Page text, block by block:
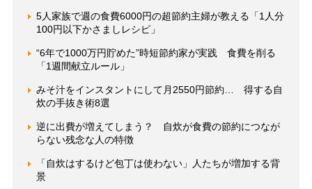
5人家族で週の食費6000円の超節約主婦が教える「1人分
100円以下かさましレシピ」
“6年で1000万円貯めた”時短節約家が実践 食費を削る
「1週間献立ルール」
みそ汁をインスタントにして月2550円節約… 得する自
炊の手抜き術8選
逆に出費が増えてしまう？ 自炊が食費の節約につなが
らない残念な人の特徴
「自炊はするけど包丁は使わない」人たちが増加する背
景